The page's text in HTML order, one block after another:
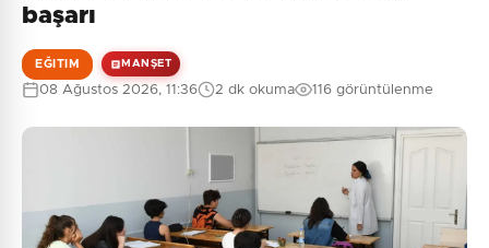
başarı
EĞITIM MANŞET
08 Ağustos 2026, 11:36 2 dk okuma 116 görüntülenme